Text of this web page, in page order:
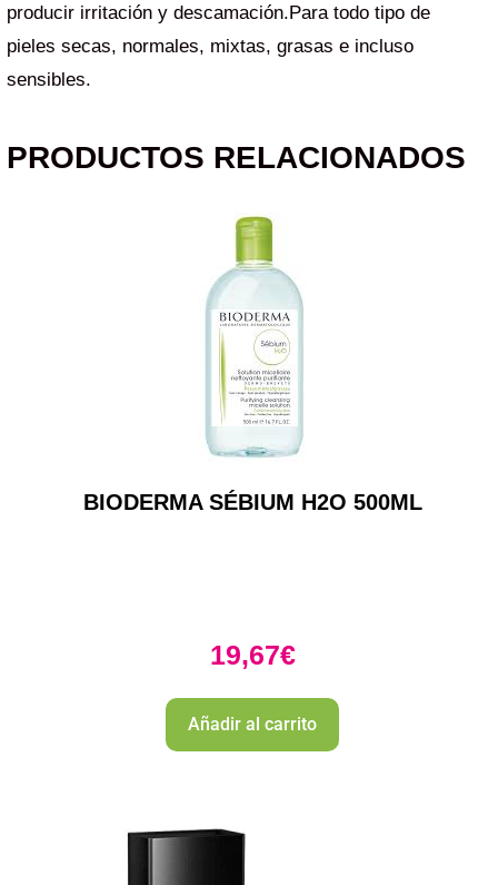
producir irritación y descamación.Para todo tipo de
pieles secas, normales, mixtas, grasas e incluso
sensibles.
PRODUCTOS RELACIONADOS
BIODERMA SÉBIUM H2O 500ML
19,67€
Añadir al carrito